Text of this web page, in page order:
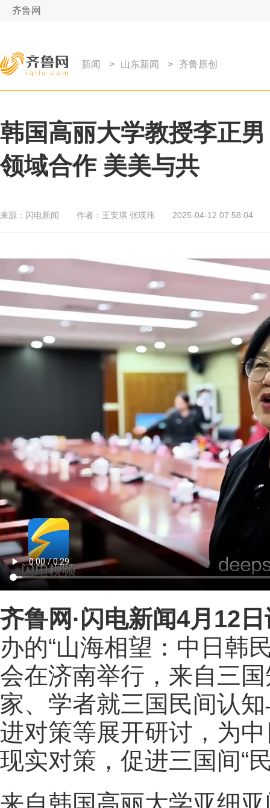
齐鲁网
新闻 > 山东新闻 > 齐鲁原创
韩国高丽大学教授李正
领域合作 美美与共
来源： 闪电新闻 作者： 王安琪 张瑛玮 2025-04-12 07:58:04
齐鲁网 ·闪电新闻4月12
办的“山海相望：中日韩
会在济南举行，来自三
家、学者就三国民间认
进对策等展开研讨，为
现实对策，促进三国间“